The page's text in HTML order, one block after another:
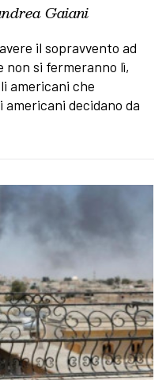
Gaiani
il sopravvento ad
non si fermeranno lì,
americani che
decidano da